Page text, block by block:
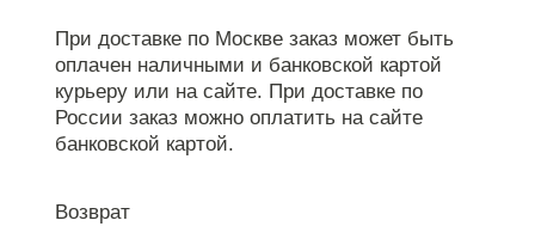
При доставке по Москве заказ может быть
оплачен наличными и банковской картой
курьеру или на сайте. При доставке по
России заказ можно оплатить на сайте
банковской картой.
Возврат